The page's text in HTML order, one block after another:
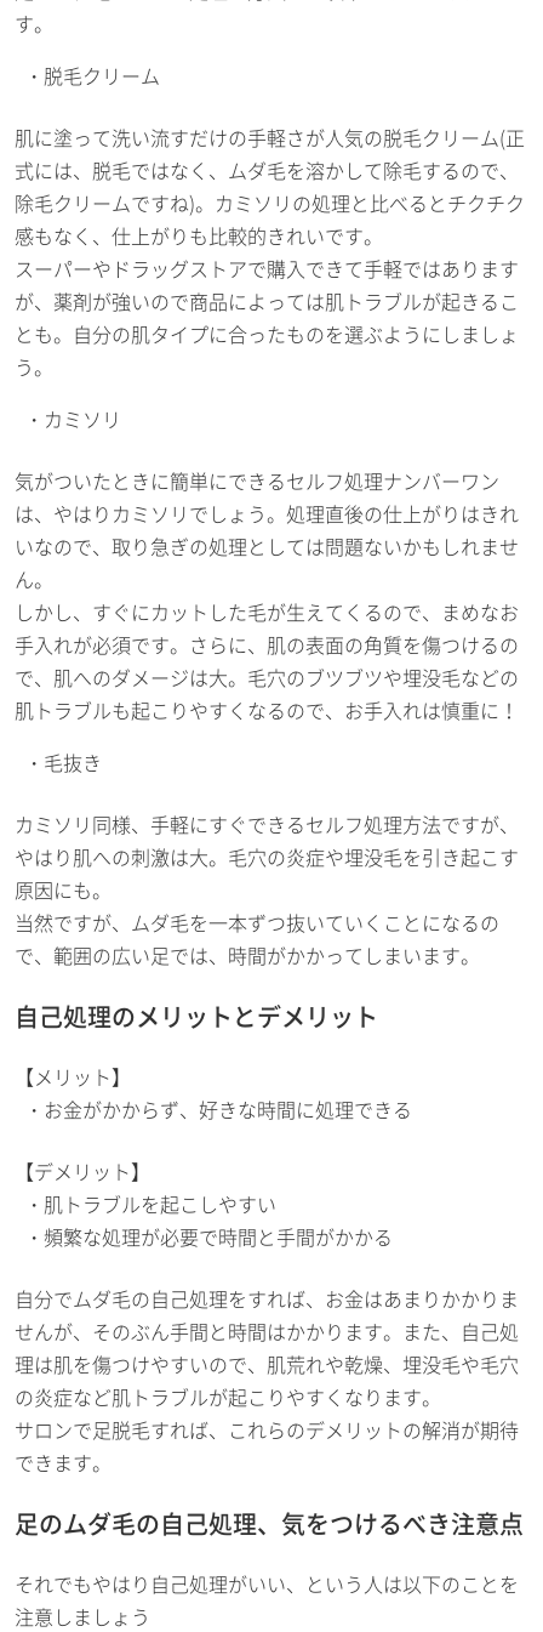
す。
脱毛クリーム
肌に塗って洗い流すだけの手軽さが人気の脱毛クリーム(正
式には、脱毛ではなく、ムダ毛を溶かして除毛するので、
除毛クリームですね)。カミソリの処理と比べるとチクチク
感もなく、仕上がりも比較的きれいです。
スーパーやドラッグストアで購入できて手軽ではあります
が、薬剤が強いので商品によっては肌トラブルが起きるこ
とも。自分の肌タイプに合ったものを選ぶようにしましょ
う。
カミソリ
気がついたときに簡単にできるセルフ処理ナンバーワン
は、やはりカミソリでしょう。処理直後の仕上がりはきれ
いなので、取り急ぎの処理としては問題ないかもしれませ
ん。
しかし、すぐにカットした毛が生えてくるので、まめなお
手入れが必須です。さらに、肌の表面の角質を傷つけるの
で、肌へのダメージは大。毛穴のブツブツや埋没毛などの
肌トラブルも起こりやすくなるので、お手入れは慎重に！
毛抜き
カミソリ同様、手軽にすぐできるセルフ処理方法ですが、
やはり肌への刺激は大。毛穴の炎症や埋没毛を引き起こす
原因にも。
当然ですが、ムダ毛を一本ずつ抜いていくことになるの
で、範囲の広い足では、時間がかかってしまいます。
自己処理のメリットとデメリット
【メリット】
お金がかからず、好きな時間に処理できる
【デメリット】
肌トラブルを起こしやすい
頻繁な処理が必要で時間と手間がかかる
自分でムダ毛の自己処理をすれば、お金はあまりかかりま
せんが、そのぶん手間と時間はかかります。また、自己処
理は肌を傷つけやすいので、肌荒れや乾燥、埋没毛や毛穴
の炎症など肌トラブルが起こりやすくなります。
サロンで足脱毛すれば、これらのデメリットの解消が期待
できます。
足のムダ毛の自己処理、気をつけるべき注意点
それでもやはり自己処理がいい、という人は以下のことを
注意しましょう